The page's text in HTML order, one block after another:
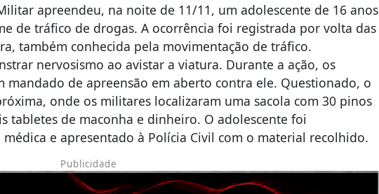
apreendeu, na noite de 11/11, um adolescente de 16 anos
de tráfico de drogas. A ocorrência foi registrada por volta das
também conhecida pela movimentação de tráfico.
nervosismo ao avistar a viatura. Durante a ação, os
mandado de apreensão em aberto contra ele. Questionado, o
onde os militares localizaram uma sacola com 30 pinos
tabletes de maconha e dinheiro. O adolescente foi
e apresentado à Polícia Civil com o material recolhido.
Publicidade